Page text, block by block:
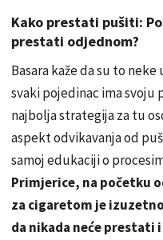
Kako prestati pušiti:
prestati odjednom?
Basara kaže da su to
svaki pojedinac ima svoju
najbolja strategija za tu
aspekt odvikavanja od
samoj edukaciji o
Primjerice, na početku
za cigaretom je
da nikada neće prestati